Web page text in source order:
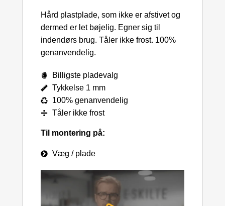
Hård plastplade, som ikke er afstivet og
dermed er let bøjelig. Egner sig til
indendørs brug. Tåler ikke frost. 100%
genanvendelig.
Billigste pladevalg
Tykkelse 1 mm
100% genanvendelig
Tåler ikke frost
Til montering på:
Væg / plade